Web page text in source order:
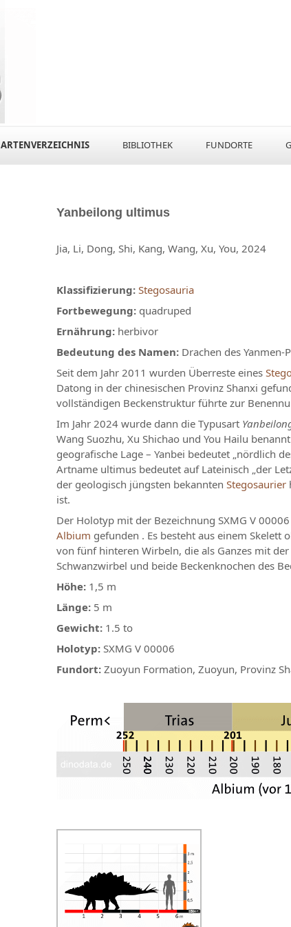
ARTENVERZEICHNIS BIBLIOTHEK FUNDORTE
Yanbeilong ultimus
Jia, Li, Dong, Shi, Kang, Wang, Xu, You, 2024
Klassifizierung: Stegosauria
Fortbewegung: quadruped
Ernährung: herbivor
Bedeutung des Namen: Drachen des Yanmen-
Seit dem Jahr 2011 wurden Überreste eines
Datong in der chinesischen Provinz Shanxi
vollständigen Beckenstruktur führte zur
Im Jahr 2024 wurde dann die Typusart
Wang Suozhu, Xu Shichao und You Hailu
geografische Lage – Yanbei bedeutet „nördlich
Artname ultimus bedeutet auf Lateinisch „der
der geologisch jüngsten bekannten Stegosaurier
ist.
Der Holotyp mit der Bezeichnung SXMG V
Albium gefunden . Es besteht aus einem Skelett
von fünf hinteren Wirbeln, die als Ganzes mit
Schwanzwirbel und beide Beckenknochen des
Höhe: 1,5 m
Länge: 5 m
Gewicht: 1.5 to
Holotyp: SXMG V 00006
Fundort: Zuoyun Formation, Zuoyun, Provinz